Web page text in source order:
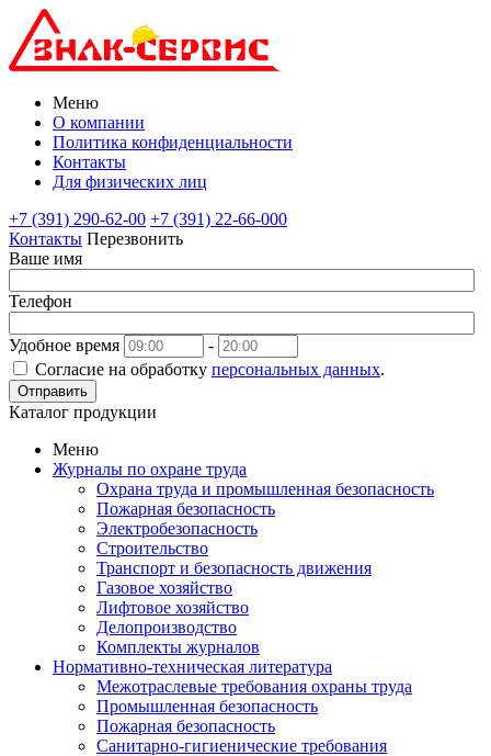
Меню
О компании
Политика конфиденциальности
Контакты
Для физических лиц
+7 (391) 290-62-00 +7 (391) 22-66-000
Контакты Перезвонить
Ваше имя
Телефон
Удобное время
-
Согласие на обработку персональных данных.
Отправить
Каталог продукции
Меню
Журналы по охране труда
Охрана труда и промышленная безопасность
Пожарная безопасность
Электробезопасность
Строительство
Транспорт и безопасность движения
Газовое хозяйство
Лифтовое хозяйство
Делопроизводство
Комплекты журналов
Нормативно-техническая литература
Межотраслевые требования охраны труда
Промышленная безопасность
Пожарная безопасность
Санитарно-гигиенические требования